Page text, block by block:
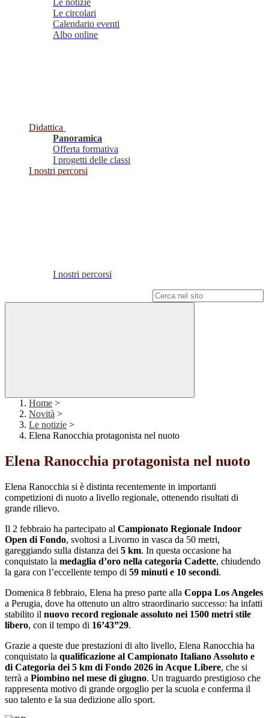
Le notizie
Le circolari
Calendario eventi
Albo online
Didattica
Panoramica
Offerta formativa
I progetti delle classi
I nostri percorsi
I nostri percorsi
Home >
Novità >
Le notizie >
Elena Ranocchia protagonista nel nuoto
Elena Ranocchia protagonista nel nuoto
Elena Ranocchia si è distinta recentemente in importanti
competizioni di nuoto a livello regionale, ottenendo risultati di
grande rilievo.
Il 2 febbraio ha partecipato al Campionato Regionale Indoor
Open di Fondo, svoltosi a Livorno in vasca da 50 metri,
gareggiando sulla distanza dei 5 km. In questa occasione ha
conquistato la medaglia d’oro nella categoria Cadette, chiudendo
la gara con l’eccellente tempo di 59 minuti e 10 secondi.
Domenica 8 febbraio, Elena ha preso parte alla Coppa Los Angeles
a Perugia, dove ha ottenuto un altro straordinario successo: ha infatti
stabilito il nuovo record regionale assoluto nei 1500 metri stile
libero, con il tempo di 16’43”29.
Grazie a queste due prestazioni di alto livello, Elena Ranocchia ha
conquistato la qualificazione al Campionato Italiano Assoluto e
di Categoria dei 5 km di Fondo 2026 in Acque Libere, che si
terrà a Piombino nel mese di giugno. Un traguardo prestigioso che
rappresenta motivo di grande orgoglio per la scuola e conferma il
suo talento e la sua dedizione allo sport.